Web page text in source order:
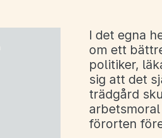
I det egna
om ett
politiker,
sig att det
trädgård
förorten